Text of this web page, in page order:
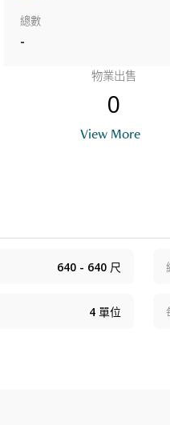
總數
-
物業出售
0
View More
640 - 640 尺
4 單位